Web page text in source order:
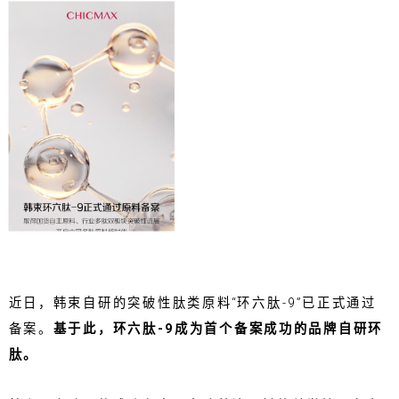
近日，韩束自研的突破性肽类原料“环六肽-9”已正式通过
备案。 基于此，环六肽-9成为首个备案成功的品牌自研环
肽。